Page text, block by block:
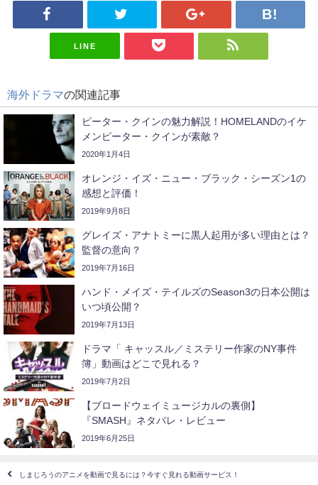
LINE
海外ドラマの関連記事
ピーター・クインの魅力解説！HOMELANDのイケ
メンピーター・クインが素敵？
2020年1月4日
オレンジ・イズ・ニュー・ブラック・シーズン1の
感想と評価！
2019年9月8日
グレイズ・アナトミーに黒人起用が多い理由とは？
監督の意向？
2019年7月16日
ハンド・メイズ・テイルズのSeason3の日本公開は
いつ頃公開？
2019年7月13日
ドラマ「 キャッスル／ミステリー作家のNY事件
簿」動画はどこで見れる？
2019年7月2日
【ブロードウェイミュージカルの裏側】
『SMASH』ネタバレ・レビュー
2019年6月25日
しまじろうのアニメを動画で見るには？今すぐ見れる動画サービス！